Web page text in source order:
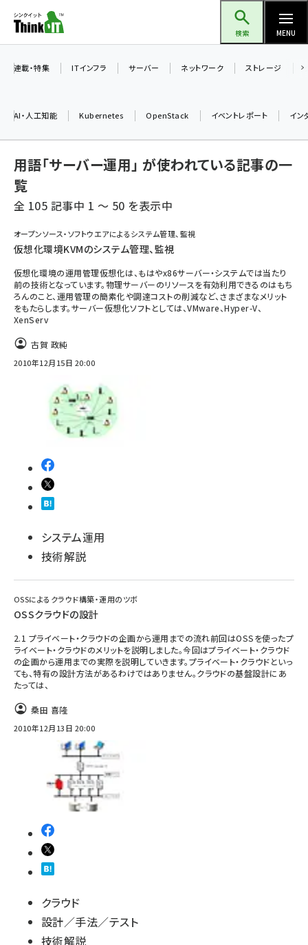
ン
ツ
検索 MENU
ai (2470)
iot女子会 (2243)
北海道をのんびり旅する晴山佳須夫のヒント集！ (2000)
drupal (1921)
genai (1464)
ai crunch (1336)
連載・特集 ITインフラ サーバー ネットワーク ストレージ
AI・人工知能 Kubernetes OpenStack イベントレポート イン
用語「サーバー運用」 が使われている記事の一
覧
全 105 記事中 1 ～ 50 を表示中
オープンソース・ソフトウエアによるシステム管理、監視
仮想化環境KVMのシステム管理、監視
仮想化環境の運用管理仮想化は、もはやx86サーバー・システムでは当たり
前の技術となっています。物理サーバーのリソースを有効利用できるのはもち
ろんのこと、運用管理の簡素化や調達コストの削減など、さまざまなメリット
をもたらします。サーバー仮想化ソフトとしては、VMware、Hyper-V、
XenServ
古賀 政純
2010年12月15日 20:00
システム運用
技術解説
OSSによるクラウド構築・運用のツボ
OSSクラウドの設計
2.1 プライベート・クラウドの企画から運用までの流れ前回はOSSを使ったプ
ライベート・クラウドのメリットを説明しました。今回はプライベート・クラウド
の企画から運用までの実際を説明していきます。プライベート・クラウドといっ
ても、特有の設計方法があるわけではありません。クラウドの基盤設計にあ
たっては、
桑田 喜隆
2010年12月13日 20:00
クラウド
設計／手法／テスト
技術解説